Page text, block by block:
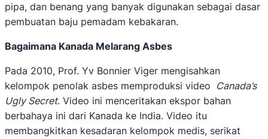
pipa, dan benang yang banyak digunakan sebagai dasar
pembuatan baju pemadam kebakaran.
Bagaimana Kanada Melarang Asbes
Pada 2010, Prof. Yv Bonnier Viger mengisahkan
kelompok penolak asbes memproduksi video Canada’s
Ugly Secret. Video ini menceritakan ekspor bahan
berbahaya ini dari Kanada ke India. Video itu
membangkitkan kesadaran kelompok medis, serikat